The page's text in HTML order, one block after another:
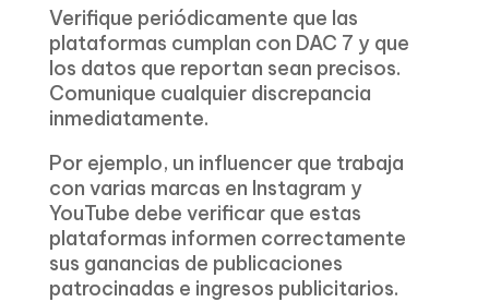
Verifique periódicamente que las
plataformas cumplan con DAC 7 y que
los datos que reportan sean precisos.
Comunique cualquier discrepancia
inmediatamente.
Por ejemplo, un influencer que trabaja
con varias marcas en Instagram y
YouTube debe verificar que estas
plataformas informen correctamente
sus ganancias de publicaciones
patrocinadas e ingresos publicitarios.